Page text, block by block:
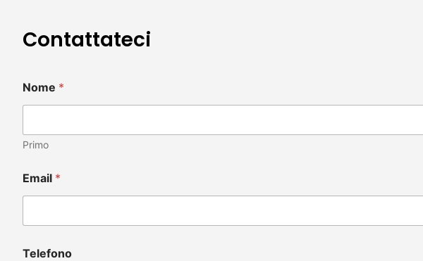
Contattateci
Nome *
Primo
Email *
Telefono